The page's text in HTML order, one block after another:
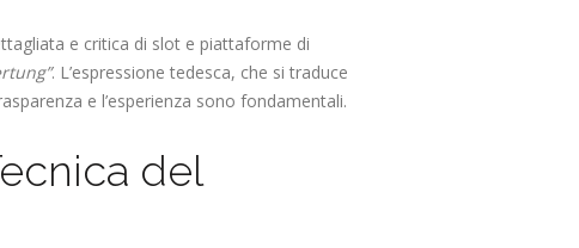
e critica di slot e piattaforme di
. L’espressione tedesca, che si traduce
e l’esperienza sono fondamentali.
del